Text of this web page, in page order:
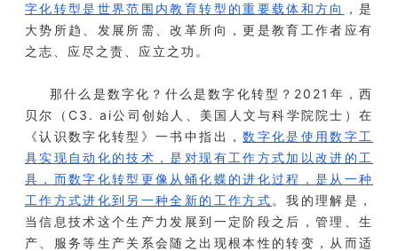
字化转型是世界范围内教育转型的重要载体和方向
，是
大势所趋、发展所需、改革所向，更是教育工作者应有
之志、应尽之责、应立之功。
那什么是数字化？什么是数字化转型？2021年，西
贝尔（C3. ai公司创始人、美国人文与科学院院士）在
《认识数字化转型》一书中指出，数字化是使用数字工
具实现自动化的技术，是对现有工作方式加以改进的工
具，而数字化转型更像从蛹化蝶的进化过程，是从一种
工作方式进化到另一种全新的工作方式 。我的理解是，
当信息技术这个生产力发展到一定阶段之后，管理、生
产、服务等生产关系会随之出现根本性的转变，从而适